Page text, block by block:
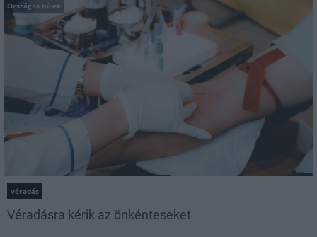
Országos hírek
véradás
Véradásra kérik az önkénteseket